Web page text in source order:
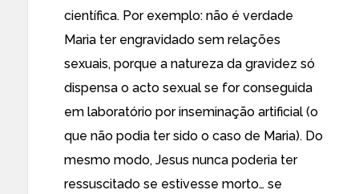
científica. Por exemplo: não é verdade
Maria ter engravidado sem relações
sexuais, porque a natureza da gravidez só
dispensa o acto sexual se for conseguida
em laboratório por inseminação artificial (o
que não podia ter sido o caso de Maria). Do
mesmo modo, Jesus nunca poderia ter
ressuscitado se estivesse morto… se